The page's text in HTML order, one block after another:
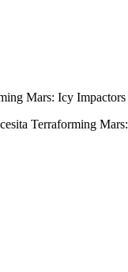
Mars: Icy
Terraforming